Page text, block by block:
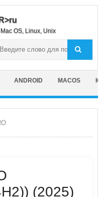
OS, Linux, Unix
ANDROID MACOS
(2025)